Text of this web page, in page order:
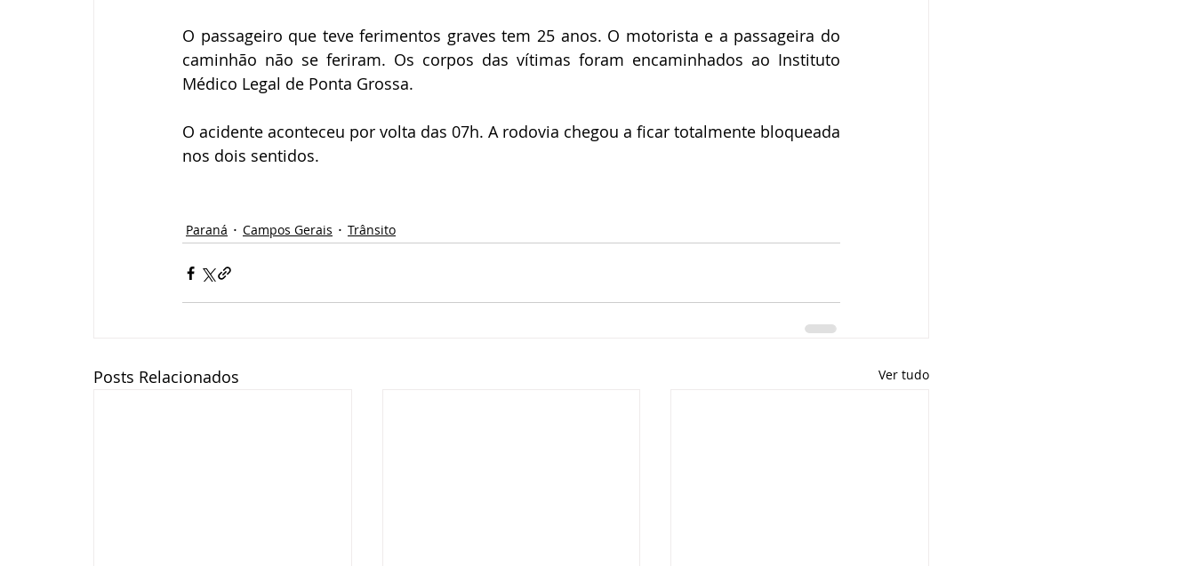
O passageiro que teve ferimentos graves tem 25 anos. O motorista e a passageira do
caminhão não se feriram. Os corpos das vítimas foram encaminhados ao Instituto
Médico Legal de Ponta Grossa.
O acidente aconteceu por volta das 07h. A rodovia chegou a ficar totalmente bloqueada
nos dois sentidos.
Paraná Campos Gerais Trânsito
Posts Relacionados Ver tudo